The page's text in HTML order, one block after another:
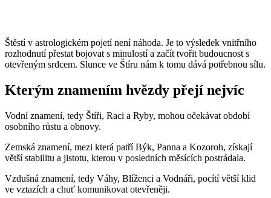
Štěstí v astrologickém pojetí není náhoda. Je to výsledek vnitřního
rozhodnutí přestat bojovat s minulostí a začít tvořit budoucnost s
otevřeným srdcem. Slunce ve Štíru nám k tomu dává potřebnou sílu.
Kterým znamením hvězdy přejí nejvíc
Vodní znamení, tedy Štíři, Raci a Ryby, mohou očekávat období
osobního růstu a obnovy.
Zemská znamení, mezi která patří Býk, Panna a Kozoroh, získají
větší stabilitu a jistotu, kterou v posledních měsících postrádala.
Vzdušná znamení, tedy Váhy, Blíženci a Vodnáři, pocítí větší klid
ve vztazích a chuť komunikovat otevřeněji.